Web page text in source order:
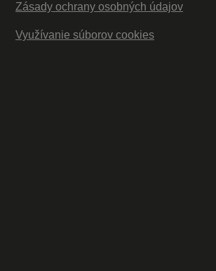
Zásady ochrany osobných údajov
Využívanie súborov cookies